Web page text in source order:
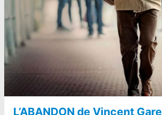
L’ABANDON de Vincent